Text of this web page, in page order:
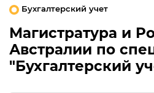
Бухгалтерский учет
Магистратура и
Австралии по
"Бухгалтерский